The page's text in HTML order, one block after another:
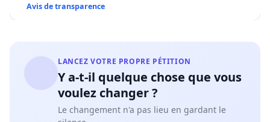
Avis de transparence
LANCEZ VOTRE PROPRE PÉTITION
Y a-t-il quelque chose que vous
voulez changer ?
Le changement n'a pas lieu en gardant le